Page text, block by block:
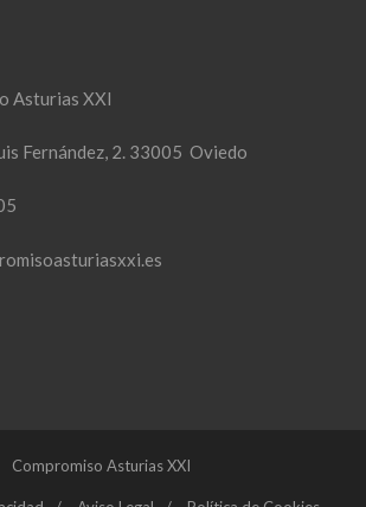
XXI
Fernández, 2. 33005 Oviedo
Compromiso Asturias XXI